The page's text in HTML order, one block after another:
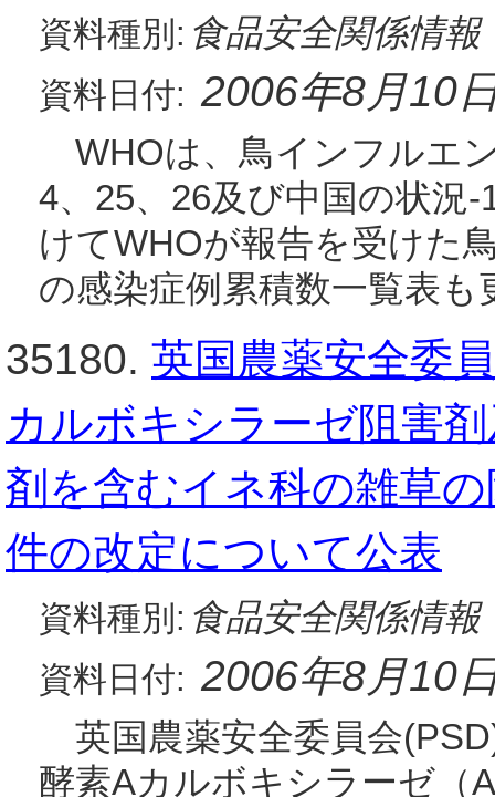
資料種別: 食品安全関係情報
資料日付: 2006年8月10
WHOは、鳥インフルエ
4、25、26及び中国の状況
けてWHOが報告を受けた
の感染症例累積数一覧表
35180. 英国農薬安全委
カルボキシラーゼ阻害
剤を含むイネ科の雑草
件の改定について公表
資料種別: 食品安全関係情報
資料日付: 2006年8月10
英国農薬安全委員会
酵素Aカルボキシラーゼ（